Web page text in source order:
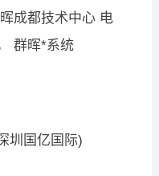
成都技术中心 电
群晖*系统
圳国亿国际)